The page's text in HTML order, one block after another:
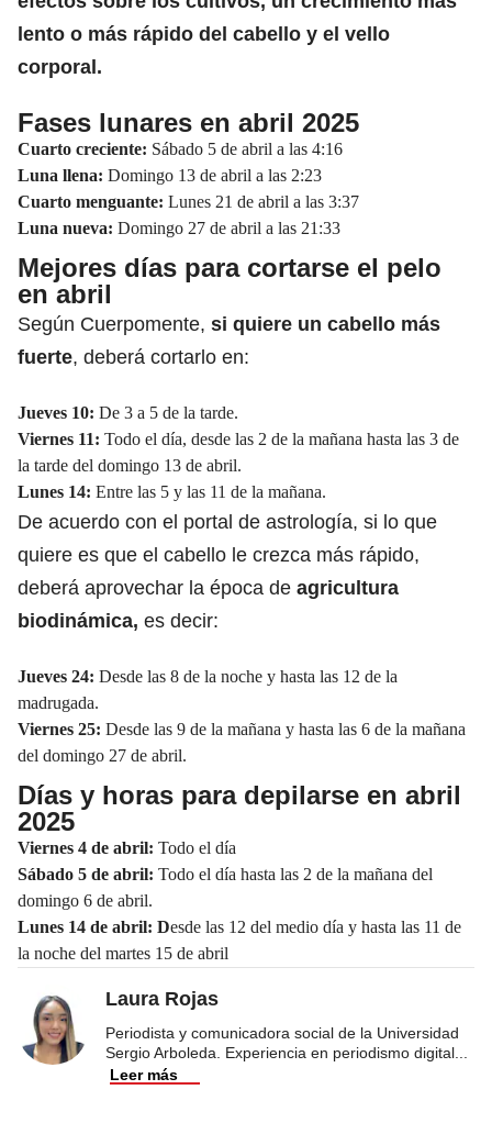
lento o más rápido del cabello y el vello
corporal.
Fases lunares en abril 2025
Cuarto creciente: Sábado 5 de abril a las 4:16
Luna llena: Domingo 13 de abril a las 2:23
Cuarto menguante: Lunes 21 de abril a las 3:37
Luna nueva: Domingo 27 de abril a las 21:33
Mejores días para cortarse el pelo
en abril
Según Cuerpomente, si quiere un cabello más
fuerte, deberá cortarlo en:
Jueves 10: De 3 a 5 de la tarde.
Viernes 11: Todo el día, desde las 2 de la mañana hasta las 3 de
la tarde del domingo 13 de abril.
Lunes 14: Entre las 5 y las 11 de la mañana.
De acuerdo con el portal de astrología, si lo que
quiere es que el cabello le crezca más rápido,
deberá aprovechar la época de agricultura
biodinámica, es decir:
Jueves 24: Desde las 8 de la noche y hasta las 12 de la
madrugada.
Viernes 25: Desde las 9 de la mañana y hasta las 6 de la mañana
del domingo 27 de abril.
Días y horas para depilarse en abril
2025
Viernes 4 de abril: Todo el día
Sábado 5 de abril: Todo el día hasta las 2 de la mañana del
domingo 6 de abril.
Lunes 14 de abril: Desde las 12 del medio día y hasta las 11 de
la noche del martes 15 de abril
Laura Rojas
Periodista y comunicadora social de la Universidad
Sergio Arboleda. Experiencia en periodismo digital
Leer más